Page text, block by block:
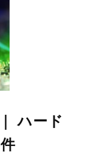
｜ ハード